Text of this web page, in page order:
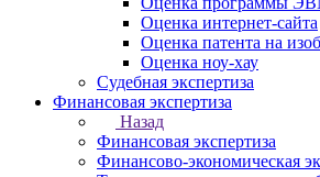
Оценка интернет-сайта
Оценка патента на
Оценка ноу-хау
Судебная экспертиза
Финансовая экспертиза
Назад
Финансовая экспертиза
Финансово-экономическая